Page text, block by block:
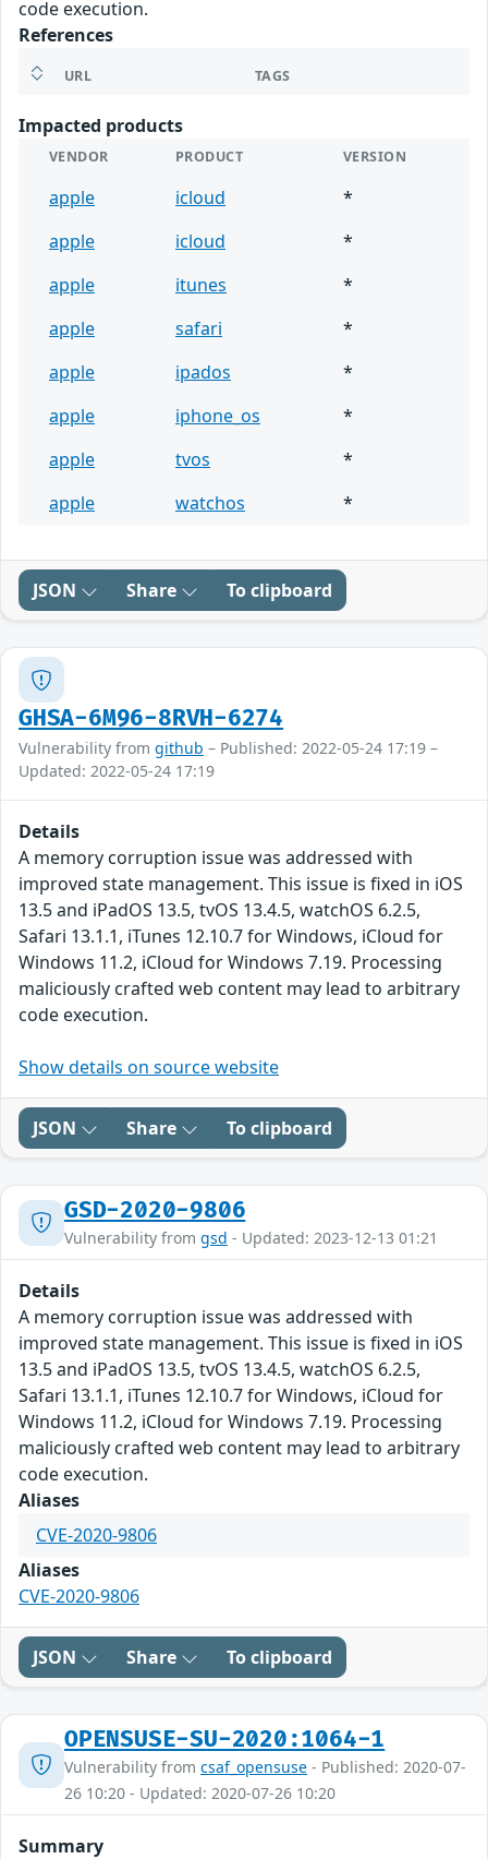
code execution.
References
URL TAGS
Impacted products
VENDOR PRODUCT VERSION
apple icloud
*
apple
icloud
*
apple
itunes
*
apple
safari
*
apple
ipados
*
apple
iphone_os
*
apple
tvos
*
apple
watchos *
JSON Share To clipboard
GHSA-6M96-8RVH-6274
Vulnerability from github – Published: 2022-05-24 17:19 –
Updated: 2022-05-24 17:19
Details
A memory corruption issue was addressed with
improved state management. This issue is fixed in iOS
13.5 and iPadOS 13.5, tvOS 13.4.5, watchOS 6.2.5,
Safari 13.1.1, iTunes 12.10.7 for Windows, iCloud for
Windows 11.2, iCloud for Windows 7.19. Processing
maliciously crafted web content may lead to arbitrary
code execution.
Show details on source website
JSON Share To clipboard
GSD-2020-9806
Vulnerability from gsd - Updated: 2023-12-13 01:21
Details
A memory corruption issue was addressed with
improved state management. This issue is fixed in iOS
13.5 and iPadOS 13.5, tvOS 13.4.5, watchOS 6.2.5,
Safari 13.1.1, iTunes 12.10.7 for Windows, iCloud for
Windows 11.2, iCloud for Windows 7.19. Processing
maliciously crafted web content may lead to arbitrary
code execution.
Aliases
CVE-2020-9806
Aliases
CVE-2020-9806
JSON Share To clipboard
OPENSUSE-SU-2020:1064-1
Vulnerability from csaf_opensuse - Published: 2020-07-
26 10:20 - Updated: 2020-07-26 10:20
Summary